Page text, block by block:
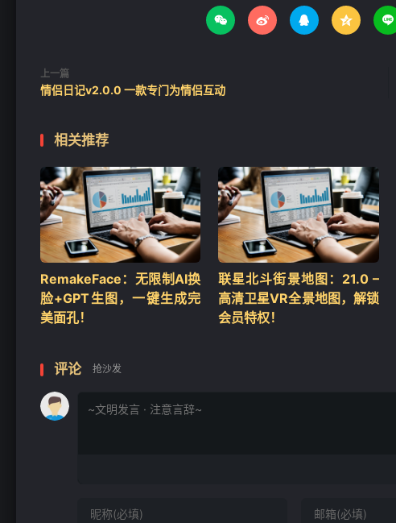
    
上一篇
情侣日记v2.0.0 一款专门为情侣互动
相关推荐
RemakeFace：无限制AI换
脸+GPT生图，一键生成完
美面孔！
联星北斗街景地图：21.0 –
高清卫星VR全景地图，解锁
会员特权！
评论 抢沙发